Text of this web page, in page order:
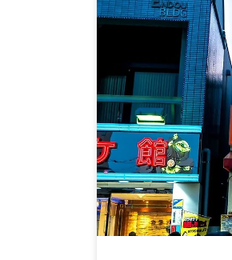
た
め
ス
ト
ガ
イ
ド